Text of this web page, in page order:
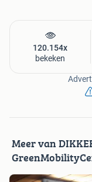
wij alle onderdelen
Tevens doen wij
deze legaal zijn.
120.154x
bekeken
Meer van